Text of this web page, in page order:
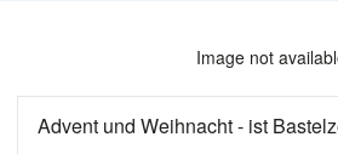
Image not
Advent und Weihnacht - ist